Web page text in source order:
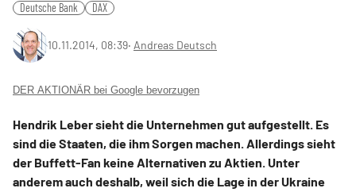
Deutsche Bank DAX
10.11.2014, 08:39‧ Andreas Deutsch
DER AKTIONÄR bei Google bevorzugen
Hendrik Leber sieht die Unternehmen gut aufgestellt. Es
sind die Staaten, die ihm Sorgen machen. Allerdings sieht
der Buffett-Fan keine Alternativen zu Aktien. Unter
anderem auch deshalb, weil sich die Lage in der Ukraine